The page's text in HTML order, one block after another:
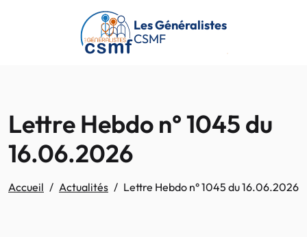
Passer au contenu principal
Les Généralistes
CSMF
Lettre Hebdo n° 1045 du
16.06.2026
Accueil Actualités Lettre Hebdo n° 1045 du 16.06.2026